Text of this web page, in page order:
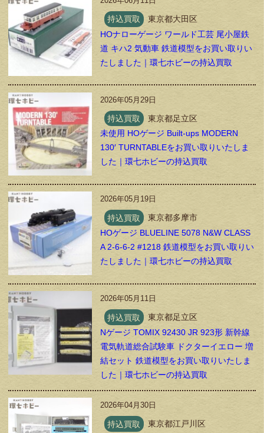
持込買取
東京都大田区
HOナローゲージ ワールド工芸 尾小屋鉄
道 キハ2 気動車 鉄道模型をお買い取りい
たしました｜環七ホビーの持込買取
2026年05月29日
持込買取
東京都足立区
未使用 HOゲージ Built-ups MODERN
130′ TURNTABLEをお買い取りいたしま
した｜環七ホビーの持込買取
2026年05月19日
持込買取
東京都多摩市
HOゲージ BLUELINE 5078 N&W CLASS
A 2-6-6-2 #1218 鉄道模型をお買い取りい
たしました｜環七ホビーの持込買取
2026年05月11日
持込買取
東京都足立区
Nゲージ TOMIX 92430 JR 923形 新幹線
電気軌道総合試験車 ドクターイエロー 増
結セット 鉄道模型をお買い取りいたしま
した｜環七ホビーの持込買取
2026年04月30日
持込買取
東京都江戸川区